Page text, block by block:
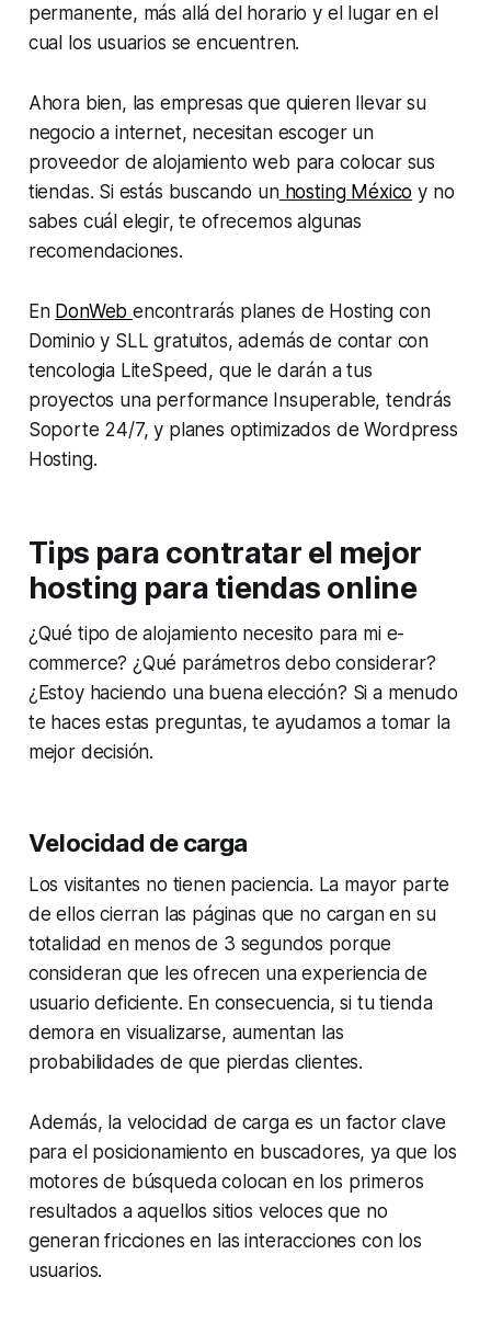
permanente, más allá del horario y el lugar en el
cual los usuarios se encuentren.
Ahora bien, las empresas que quieren llevar su
negocio a internet, necesitan escoger un
proveedor de alojamiento web para colocar sus
tiendas. Si estás buscando unhosting México y no
sabes cuál elegir, te ofrecemos algunas
recomendaciones.
En DonWebencontrarás planes de Hosting con
Dominio y SLL gratuitos, además de contar con
tencologia LiteSpeed, que le darán a tus
proyectos una performance Insuperable, tendrás
Soporte 24/7, y planes optimizados de Wordpress
Hosting.
Tips para contratar el mejor
hosting para tiendas online
¿Qué tipo de alojamiento necesito para mi e-
commerce? ¿Qué parámetros debo considerar?
¿Estoy haciendo una buena elección? Si a menudo
te haces estas preguntas, te ayudamos a tomar la
mejor decisión.
Velocidad de carga
Los visitantes no tienen paciencia. La mayor parte
de ellos cierran las páginas que no cargan en su
totalidad en menos de 3 segundos porque
consideran que les ofrecen una experiencia de
usuario deficiente. En consecuencia, si tu tienda
demora en visualizarse, aumentan las
probabilidades de que pierdas clientes.
Además, la velocidad de carga es un factor clave
para el posicionamiento en buscadores, ya que los
motores de búsqueda colocan en los primeros
resultados a aquellos sitios veloces que no
generan fricciones en las interacciones con los
usuarios.